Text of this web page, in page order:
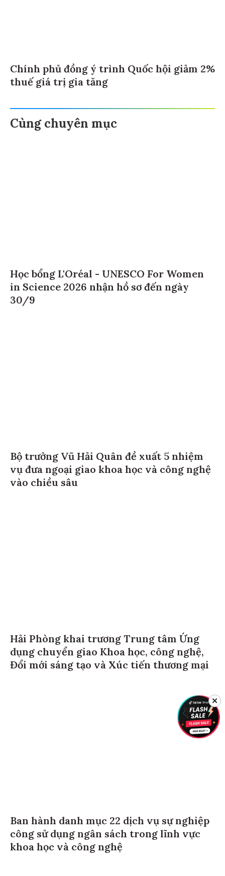
Chính phủ đồng ý trình Quốc hội giảm 2%
thuế giá trị gia tăng
Cùng chuyên mục
Học bổng L'Oréal - UNESCO For Women
in Science 2026 nhận hồ sơ đến ngày
30/9
Bộ trưởng Vũ Hải Quân đề xuất 5 nhiệm
vụ đưa ngoại giao khoa học và công nghệ
vào chiều sâu
Hải Phòng khai trương Trung tâm Ứng
dụng chuyển giao Khoa học, công nghệ,
Đổi mới sáng tạo và Xúc tiến thương mại
Ban hành danh mục 22 dịch vụ sự nghiệp
công sử dụng ngân sách trong lĩnh vực
khoa học và công nghệ
✕